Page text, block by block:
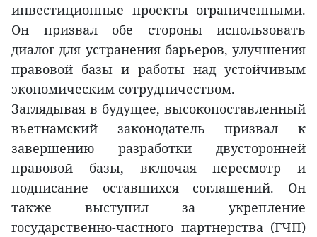
инвестиционные проекты ограниченными.
Он призвал обе стороны использовать
диалог для устранения барьеров, улучшения
правовой базы и работы над устойчивым
экономическим сотрудничеством.
Заглядывая в будущее, высокопоставленный
вьетнамский законодатель призвал к
завершению разработки двусторонней
правовой базы, включая пересмотр и
подписание оставшихся соглашений. Он
также выступил за укрепление
государственно-частного партнерства (ГЧП)